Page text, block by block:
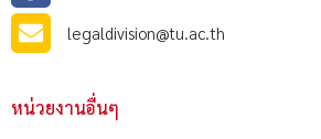
legaldivision@tu.ac.th
หน่วยงานอื่นๆ